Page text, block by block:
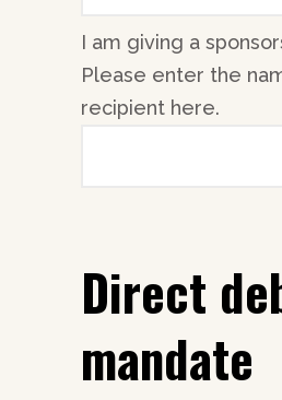
I am giving a
Please enter the
recipient here.
Direct
mandate